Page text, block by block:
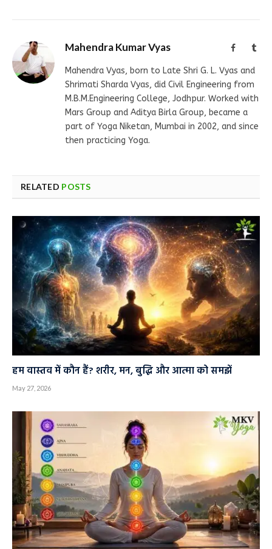
Mahendra Kumar Vyas Facebook
Mahendra Vyas, born to Late Shri G. L. Vyas and
Shrimati Sharda Vyas, did Civil Engineering from
M.B.M.Engineering College, Jodhpur. Worked with
Mars Group and Aditya Birla Group, became a
part of Yoga Niketan, Mumbai in 2002, and since
then practicing Yoga.
RELATED POSTS
हम वास्तव में कौन हैं? शरीर, मन, बुद्धि और आत्मा को समझें
May 27, 2026